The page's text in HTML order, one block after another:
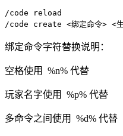
/code reload
/code create <绑定命令> <
绑定命令字符替换说明：
空格使用 %n% 代替
玩家名字使用 %p% 代替
多命令之间使用 %d% 代替